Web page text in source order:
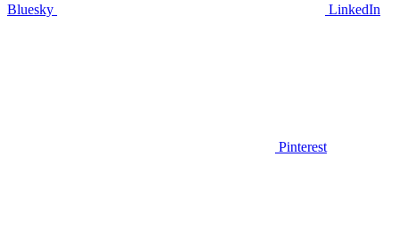
Bluesky LinkedIn
Pinterest